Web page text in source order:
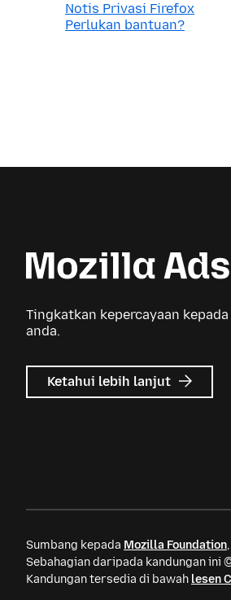
Notis Privasi Firefox
Perlukan bantuan?
Tingkatkan kepercayaan
anda.
Ketahui lebih lanjut tentang
Iklan
Sumbang kepada Mozilla Foundation
Sebahagian daripada kandungan
Kandungan tersedia di bawah lesen